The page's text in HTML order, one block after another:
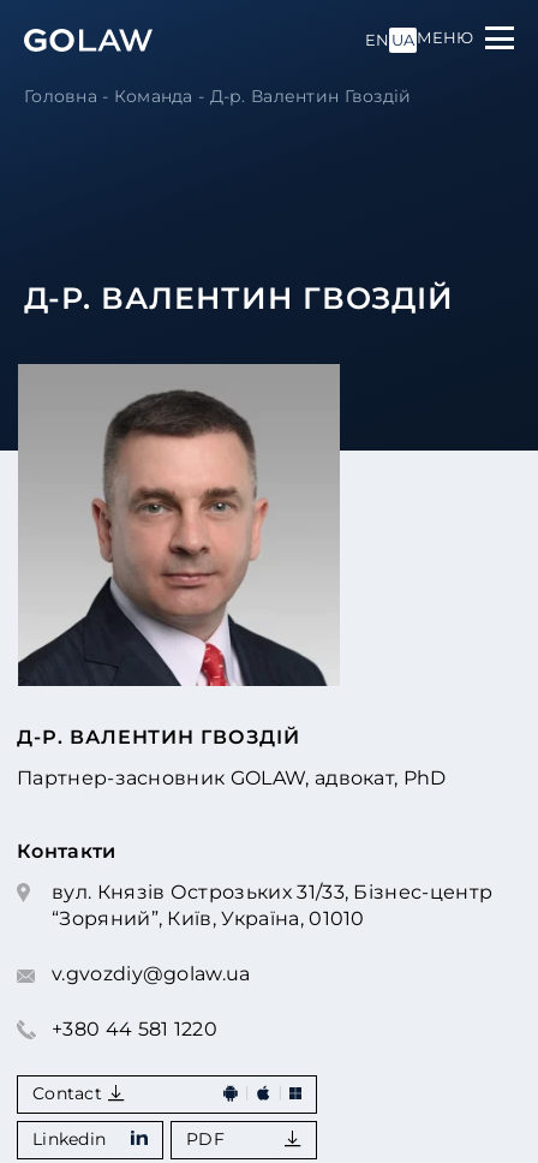
EN UAМЕНЮ
Головна - Команда - Д-р. Валентин Гвоздій
Д-Р. ВАЛЕНТИН ГВОЗДІЙ
Д-Р. ВАЛЕНТИН ГВОЗДІЙ
Партнер-засновник GOLAW, адвокат, PhD
Контакти
вул. Князів Острозьких 31/33, Бізнес-центр
“Зоряний”, Київ, Україна, 01010
v.gvozdiy@golaw.ua
+380 44 581 1220
Contact
Linkedin PDF